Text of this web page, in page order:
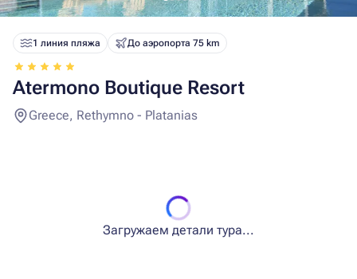
1 линия пляжа До аэропорта 75 km
Atermono Boutique Resort
Greece, Rethymno - Platanias
Загружаем детали тура...